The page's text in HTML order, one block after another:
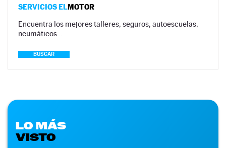
SERVICIOS ELMOTOR
Encuentra los mejores talleres, seguros, autoescuelas,
neumáticos…
BUSCAR
LO MÁS
VISTO